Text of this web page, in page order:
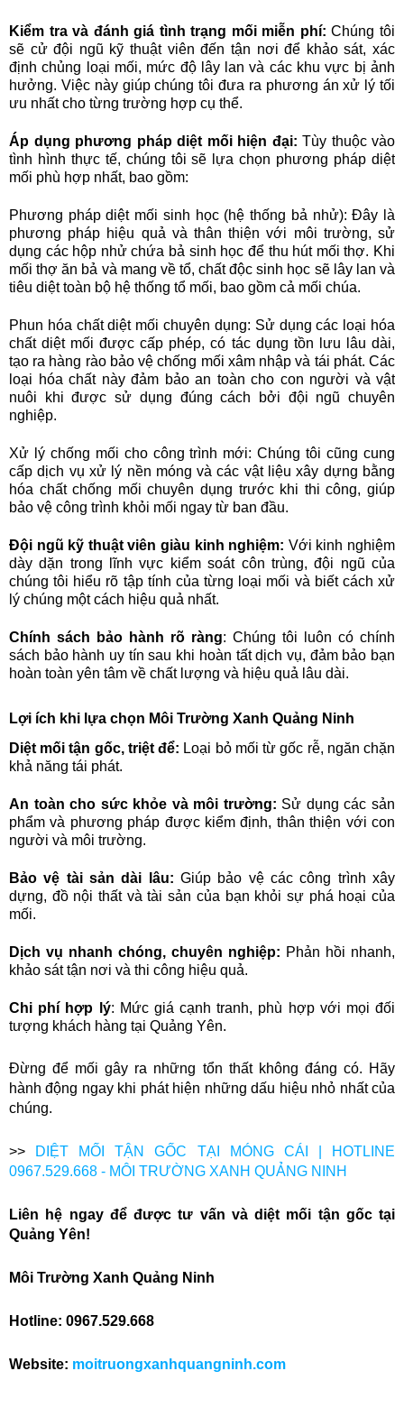
Kiểm tra và đánh giá tình trạng mối miễn phí: Chúng tôi
sẽ cử đội ngũ kỹ thuật viên đến tận nơi để khảo sát, xác
định chủng loại mối, mức độ lây lan và các khu vực bị ảnh
hưởng. Việc này giúp chúng tôi đưa ra phương án xử lý tối
ưu nhất cho từng trường hợp cụ thể.
Áp dụng phương pháp diệt mối hiện đại: Tùy thuộc vào
tình hình thực tế, chúng tôi sẽ lựa chọn phương pháp diệt
mối phù hợp nhất, bao gồm:
Phương pháp diệt mối sinh học (hệ thống bả nhử): Đây là
phương pháp hiệu quả và thân thiện với môi trường, sử
dụng các hộp nhử chứa bả sinh học để thu hút mối thợ. Khi
mối thợ ăn bả và mang về tổ, chất độc sinh học sẽ lây lan và
tiêu diệt toàn bộ hệ thống tổ mối, bao gồm cả mối chúa.
Phun hóa chất diệt mối chuyên dụng: Sử dụng các loại hóa
chất diệt mối được cấp phép, có tác dụng tồn lưu lâu dài,
tạo ra hàng rào bảo vệ chống mối xâm nhập và tái phát. Các
loại hóa chất này đảm bảo an toàn cho con người và vật
nuôi khi được sử dụng đúng cách bởi đội ngũ chuyên
nghiệp.
Xử lý chống mối cho công trình mới: Chúng tôi cũng cung
cấp dịch vụ xử lý nền móng và các vật liệu xây dựng bằng
hóa chất chống mối chuyên dụng trước khi thi công, giúp
bảo vệ công trình khỏi mối ngay từ ban đầu.
Đội ngũ kỹ thuật viên giàu kinh nghiệm: Với kinh nghiệm
dày dặn trong lĩnh vực kiểm soát côn trùng, đội ngũ của
chúng tôi hiểu rõ tập tính của từng loại mối và biết cách xử
lý chúng một cách hiệu quả nhất.
Chính sách bảo hành rõ ràng: Chúng tôi luôn có chính
sách bảo hành uy tín sau khi hoàn tất dịch vụ, đảm bảo bạn
hoàn toàn yên tâm về chất lượng và hiệu quả lâu dài.
Lợi ích khi lựa chọn Môi Trường Xanh Quảng Ninh
Diệt mối tận gốc, triệt để: Loại bỏ mối từ gốc rễ, ngăn chặn
khả năng tái phát.
An toàn cho sức khỏe và môi trường: Sử dụng các sản
phẩm và phương pháp được kiểm định, thân thiện với con
người và môi trường.
Bảo vệ tài sản dài lâu: Giúp bảo vệ các công trình xây
dựng, đồ nội thất và tài sản của bạn khỏi sự phá hoại của
mối.
Dịch vụ nhanh chóng, chuyên nghiệp: Phản hồi nhanh,
khảo sát tận nơi và thi công hiệu quả.
Chi phí hợp lý: Mức giá cạnh tranh, phù hợp với mọi đối
tượng khách hàng tại Quảng Yên.
Đừng để mối gây ra những tổn thất không đáng có. Hãy
hành động ngay khi phát hiện những dấu hiệu nhỏ nhất của
chúng.
>>
DIỆT MỐI TẬN GỐC TẠI MÓNG CÁI | HOTLINE
0967.529.668 - MÔI TRƯỜNG XANH QUẢNG NINH
Liên hệ ngay để được tư vấn và diệt mối tận gốc tại
Quảng Yên!
Môi Trường Xanh Quảng Ninh
Hotline: 0967.529.668
Website: moitruongxanhquangninh.com